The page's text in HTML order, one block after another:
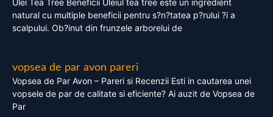
Ulei Tea Tree Beneficii Uleiul tea tree este un ingredient
natural cu multiple beneficii pentru s?n?tatea p?rului ?i a
scalpului. Ob?inut din frunzele arborelui de
vopsea de par avon pareri
Vopsea de Par Avon – Pareri si Recenzii Esti in cautarea unei
vopsele de par de calitate si eficiente? Ai auzit de Vopsea de
Par